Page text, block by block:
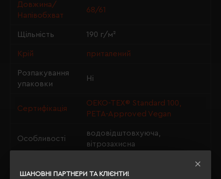
ШАНОВНІ ПАРТНЕРИ ТА КЛІЄНТИ!
Довжина/
Напівобхват
68/61
Щільність 190 г/м²
Крій приталений
Розпакування
упаковки
Ні
Сертифікація
OEKO-TEX® Standard 100,
PETA-Approved Vegan
Особливості
водовідштовхуюча,
вітрозахисна
флісу